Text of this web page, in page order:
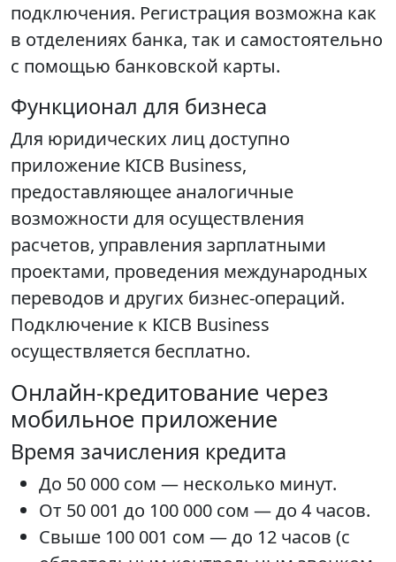
подключения. Регистрация возможна как
в отделениях банка, так и самостоятельно
с помощью банковской карты.
Функционал для бизнеса
Для юридических лиц доступно
приложение KICB Business,
предоставляющее аналогичные
возможности для осуществления
расчетов, управления зарплатными
проектами, проведения международных
переводов и других бизнес-операций.
Подключение к KICB Business
осуществляется бесплатно.
Онлайн-кредитование через
мобильное приложение
Время зачисления кредита
До 50 000 сом — несколько минут.
От 50 001 до 100 000 сом — до 4 часов.
Свыше 100 001 сом — до 12 часов (с